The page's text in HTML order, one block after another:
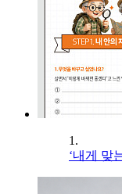
1.
‘내게 맞